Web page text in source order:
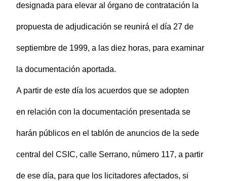
designada para elevar al órgano de contratación la
propuesta de adjudicación se reunirá el día 27 de
septiembre de 1999, a las diez horas, para examinar
la documentación aportada.
A partir de este día los acuerdos que se adopten
en relación con la documentación presentada se
harán públicos en el tablón de anuncios de la sede
central del CSIC, calle Serrano, número 117, a partir
de ese día, para que los licitadores afectados, si